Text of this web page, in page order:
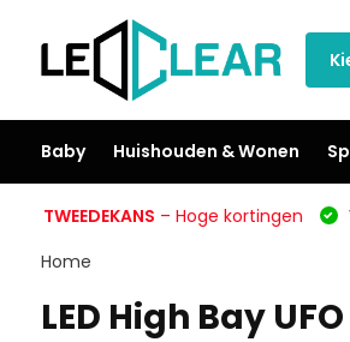
Baby Huishouden & Wonen
TWEEDEKANS – Hoge kortingen
Home
LED High Bay